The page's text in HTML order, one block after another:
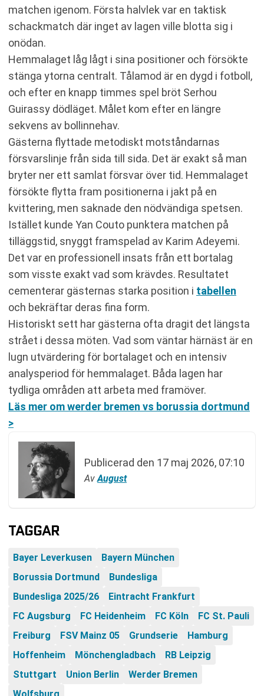
matchen igenom. Första halvlek var en taktisk
schackmatch där inget av lagen ville blotta sig i
onödan.
Hemmalaget låg lågt i sina positioner och försökte
stänga ytorna centralt. Tålamod är en dygd i fotboll,
och efter en knapp timmes spel bröt Serhou
Guirassy dödläget. Målet kom efter en längre
sekvens av bollinnehav.
Gästerna flyttade metodiskt motståndarnas
försvarslinje från sida till sida. Det är exakt så man
bryter ner ett samlat försvar över tid. Hemmalaget
försökte flytta fram positionerna i jakt på en
kvittering, men saknade den nödvändiga spetsen.
Istället kunde Yan Couto punktera matchen på
tilläggstid, snyggt framspelad av Karim Adeyemi.
Det var en professionell insats från ett bortalag
som visste exakt vad som krävdes. Resultatet
cementerar gästernas starka position i tabellen
och bekräftar deras fina form.
Historiskt sett har gästerna ofta dragit det längsta
strået i dessa möten. Vad som väntar härnäst är en
lugn utvärdering för bortalaget och en intensiv
analysperiod för hemmalaget. Båda lagen har
tydliga områden att arbeta med framöver.
Läs mer om werder bremen vs borussia dortmund
>
Publicerad den 17 maj 2026, 07:10
Av August
TAGGAR
Bayer Leverkusen
Bayern München
Borussia Dortmund
Bundesliga
Bundesliga 2025/26
Eintracht Frankfurt
FC Augsburg
FC Heidenheim FC Köln
FC St. Pauli
Freiburg
FSV Mainz 05 Grundserie
Hamburg
Hoffenheim
Mönchengladbach
RB Leipzig
Stuttgart
Union Berlin
Werder Bremen